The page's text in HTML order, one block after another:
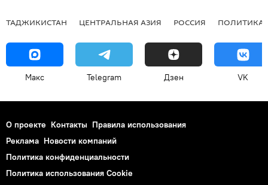
ТАДЖИКИСТАН ЦЕНТРАЛЬНАЯ АЗИЯ РОССИЯ ПОЛИТИКА
Макс Telegram Дзен VK
О проекте Контакты Правила использования
Реклама Новости компаний
Политика конфиденциальности
Политика использования Cookie